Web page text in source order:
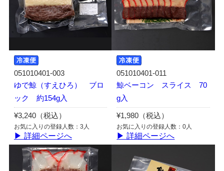
051010401-003
ゆで鯨（すえひろ） ブロ
ック 約154g入
¥3,240（税込）
お気に入りの登録人数：3人
▶ 詳細ページへ
051010401-011
鯨ベーコン スライス 70
g入
¥1,980（税込）
お気に入りの登録人数：0人
▶ 詳細ページへ